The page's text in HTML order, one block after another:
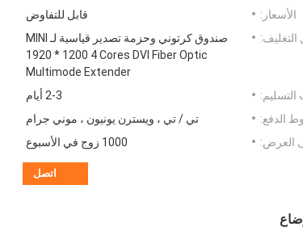
الأسعار:
قابل للتفاوض
التغليف:
صندوق كرتوني وحزمة تصدير قياسية لـ MINI
1920 * 1200 4 Cores DVI Fiber Optic
Multimode Extender
2-3 أيام
الدفع:
تي / تي ، ويسترن يونيون ، موني جرام
العرض:
1000 زوج في الأسبوع
اتصل